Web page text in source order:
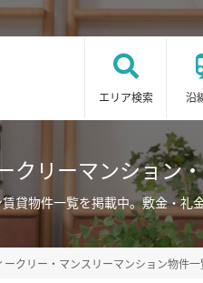
エリア検索 沿
クリーマンション
物件一覧を掲載中。敷金・礼
クリー・マンスリーマンション物件一